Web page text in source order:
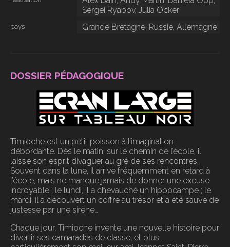
Sergei Ryabov, Julia Ocker
pays Grande Bretagne, Russie, Allemagne
DOSSIER PÉDAGOGIQUE
Timioche est un petit poisson à l’imagination
débordante. Dès le matin, sur le chemin de l’école, il
laisse son esprit divaguer au gré de ses rencontres.
Souvent dans la lune, il arrive fréquemment en retard à
l’école, mais ne manque jamais de donner une excuse
incroyable : le lundi, il a chevauché un hippocampe ; le
mardi, il a découvert un coffre au trésor et a été sauvé de
justesse par une sirène…
Chaque jour, Timioche invente une nouvelle histoire pour
divertir ses camarades de classe, et plus